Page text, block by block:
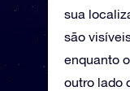
sua
são
enquanto
outro lado